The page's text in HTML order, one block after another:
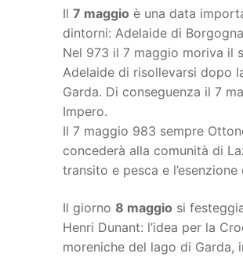
Il 7 maggio è una data
dintorni: Adelaide di
Nel 973 il 7 maggio moriva il
Adelaide di risollevarsi dopo
Garda. Di conseguenza il 7
Impero.
Il 7 maggio 983 sempre
concederà alla comunità di
transito e pesca e
Il giorno 8 maggio si
Henri Dunant: l’idea per la
moreniche del lago di Garda,